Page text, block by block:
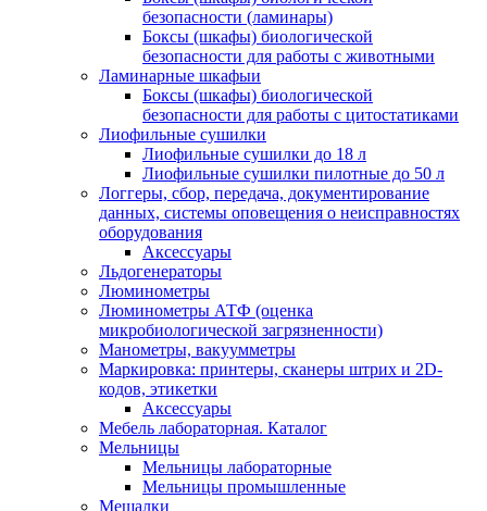
безопасности (ламинары)
Боксы (шкафы) биологической
безопасности для работы с животными
Ламинарные шкафыи
Боксы (шкафы) биологической
безопасности для работы с цитостатиками
Лиофильные сушилки
Лиофильные сушилки до 18 л
Лиофильные сушилки пилотные до 50 л
Логгеры, сбор, передача, документирование
данных, системы оповещения о неисправностях
оборудования
Аксессуары
Льдогенераторы
Люминометры
Люминометры АТФ (оценка
микробиологической загрязненности)
Манометры, вакуумметры
Маркировка: принтеры, сканеры штрих и 2D-
кодов, этикетки
Аксессуары
Мебель лабораторная. Каталог
Мельницы
Мельницы лабораторные
Мельницы промышленные
Мешалки